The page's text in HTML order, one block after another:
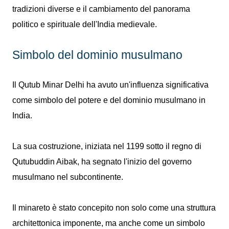
tradizioni diverse e il cambiamento del panorama
politico e spirituale dell'India medievale.
Simbolo del dominio musulmano
Il Qutub Minar Delhi ha avuto un'influenza significativa
come simbolo del potere e del dominio musulmano in
India.
La sua costruzione, iniziata nel 1199 sotto il regno di
Qutubuddin Aibak, ha segnato l'inizio del governo
musulmano nel subcontinente.
Il minareto è stato concepito non solo come una struttura
architettonica imponente, ma anche come un simbolo